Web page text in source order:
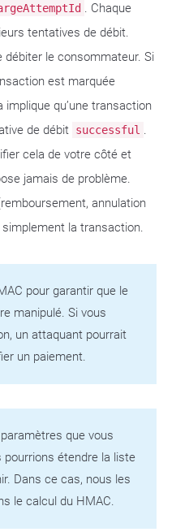
. Chaque
tentatives de débit.
débiter le consommateur. Si
est marquée
implique qu’une transaction
de débit successful .
cela de votre côté et
jamais de problème.
annulation
la transaction.
pour garantir que le
manipulé. Si vous
un attaquant pourrait
un paiement.
que vous
pourrions étendre la liste
Dans ce cas, nous les
le calcul du HMAC.